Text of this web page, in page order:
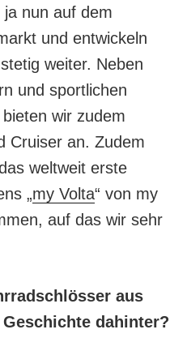
ja nun auf dem
und entwickeln
stetig weiter. Neben
und sportlichen
wir zudem
Cruiser an. Zudem
weltweit erste
„my Volta“ von my
auf das wir sehr
aus
dahinter?